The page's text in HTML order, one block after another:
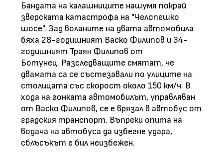
Бандата на калашниците нашумя покрай
зверската катастрофа на "Челопешко
шосе". Зад воланите на двата автомобила
бяха 28-годишният Васко Филипов и 34-
годишният Траян Филипов от
Ботунец. Разследващите смятат, че
двамата са се състезавали по улиците на
столицата със скорост около 150 км/ч. В
хода на гонката автомобилът, управляван
от Васко Филипов, се е врязал в автобус от
градския транспорт. Въпреки опита на
водача на автобуса да избегне удара,
сблъсъкът е бил неизбежен.